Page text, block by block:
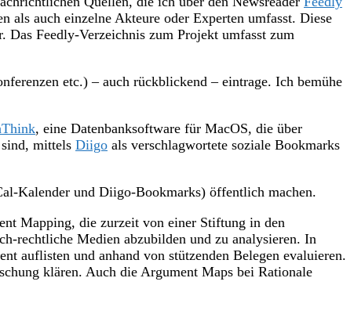
auch einzelne Akteure oder Experten umfasst. Diese
Feedly-Verzeichnis zum Projekt umfasst zum
etc.) – auch rückblickend – eintrage. Ich bemühe
, eine Datenbanksoftware für MacOS, die über
mittels Diigo als verschlagwortete soziale Bookmarks
Kalender und Diigo-Bookmarks) öffentlich machen.
Mapping, die zurzeit von einer Stiftung in den
rechtliche Medien abzubilden und zu analysieren. In
auflisten und anhand von stützenden Belegen evaluieren.
klären. Auch die Argument Maps bei Rationale